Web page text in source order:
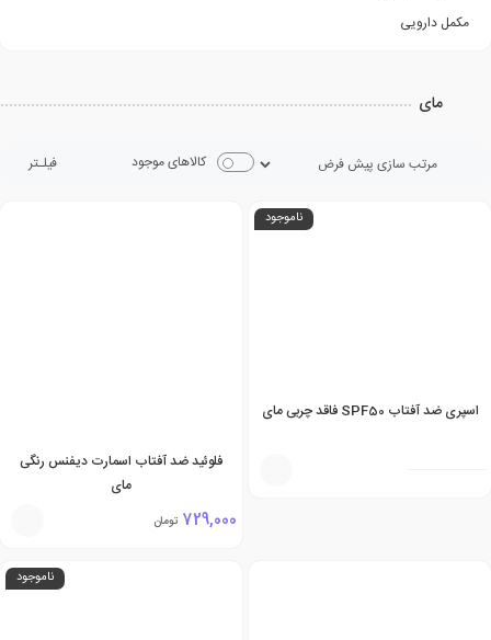
مکمل دارویی
مای
فیلـتر کالاهای موجود
ناموجود
اسپری ضد آفتاب SPF50 فاقد چربی مای
فلوئید ضد آفتاب اسمارت دیفنس رنگی
مای
729,000 تومان
ناموجود